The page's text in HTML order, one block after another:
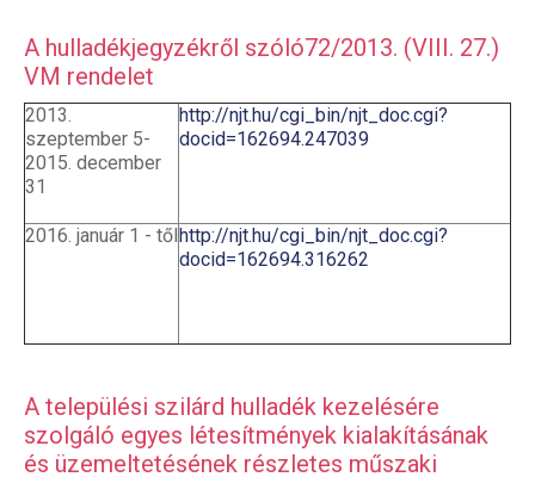
A hulladékjegyzékről szóló72/2013. (VIII. 27.)
VM rendelet
2013.
szeptember 5-
2015. december
31
http://njt.hu/cgi_bin/njt_doc.cgi?
docid=162694.247039
2016. január 1 - tőlhttp://njt.hu/cgi_bin/njt_doc.cgi?
docid=162694.316262
A települési szilárd hulladék kezelésére
szolgáló egyes létesítmények kialakításának
és üzemeltetésének részletes műszaki